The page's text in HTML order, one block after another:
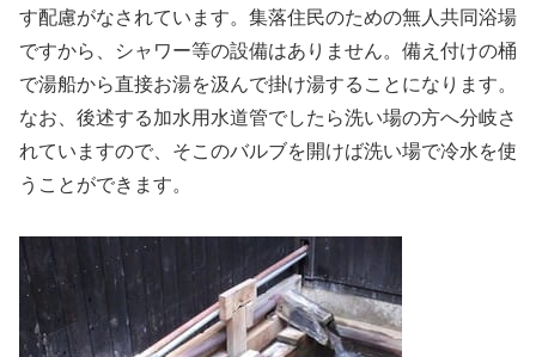
す配慮がなされています。集落住民のための無人共同浴場
ですから、シャワー等の設備はありません。備え付けの桶
で湯船から直接お湯を汲んで掛け湯することになります。
なお、後述する加水用水道管でしたら洗い場の方へ分岐さ
れていますので、そこのバルブを開けば洗い場で冷水を使
うことができます。